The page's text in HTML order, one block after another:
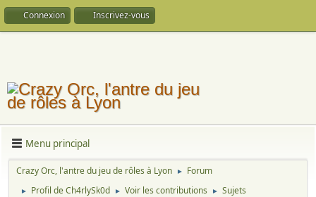
Connexion Inscrivez-vous
Menu principal
Crazy Orc, l'antre du jeu de rôles à Lyon ► Forum
► Profil de Ch4rlySk0d ► Voir les contributions ► Sujets